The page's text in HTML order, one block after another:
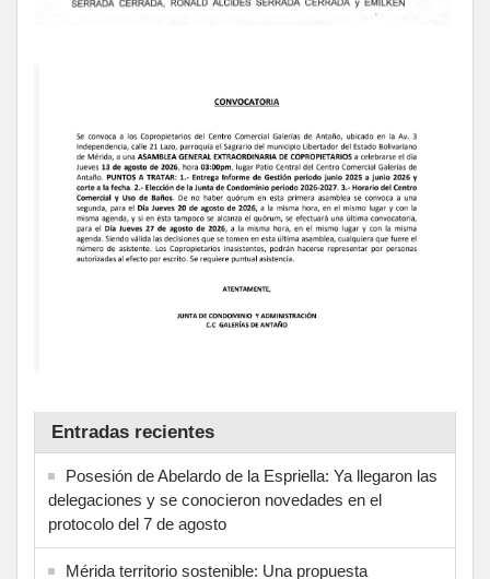
Entradas recientes
Posesión de Abelardo de la Espriella: Ya llegaron las
delegaciones y se conocieron novedades en el
protocolo del 7 de agosto
Mérida territorio sostenible: Una propuesta